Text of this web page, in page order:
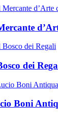
dei
Boni